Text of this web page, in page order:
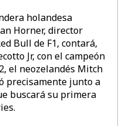
holandesa
Horner, director
Bull de F1, contará,
Jr, con el campeón
el neozelandés Mitch
precisamente junto a
buscará su primera